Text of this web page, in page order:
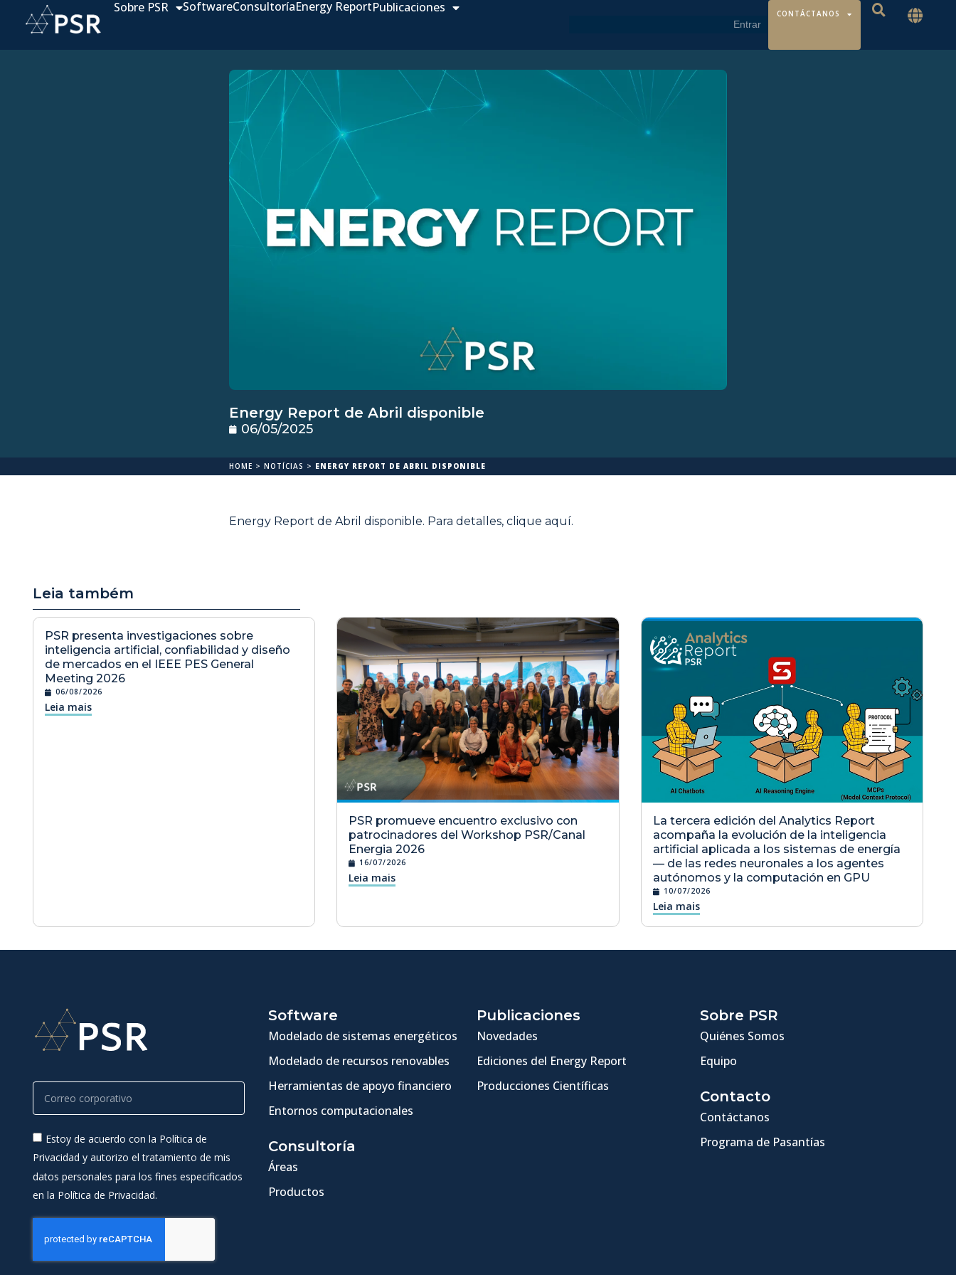
Sobre PSR SoftwareConsultoríaEnergy ReportPublicaciones CONTÁCTANOS
Energy Report de Abril disponible
06/05/2025
HOME > NOTÍCIAS > ENERGY REPORT DE ABRIL DISPONIBLE
Energy Report de Abril disponible. Para detalles, clique aquí.
Leia também
PSR presenta investigaciones sobre
inteligencia artificial, confiabilidad y diseño
de mercados en el IEEE PES General
Meeting 2026
06/08/2026
Leia mais
PSR promueve encuentro exclusivo con
patrocinadores del Workshop PSR/Canal
Energia 2026
16/07/2026
Leia mais
La tercera edición del Analytics Report
acompaña la evolución de la inteligencia
artificial aplicada a los sistemas de energía
— de las redes neuronales a los agentes
autónomos y la computación en GPU
10/07/2026
Leia mais
Estoy de acuerdo con la Política de
Privacidad y autorizo el tratamiento de mis
datos personales para los fines especificados
en la Política de Privacidad.
Software
Modelado de sistemas energéticos
Modelado de recursos renovables
Herramientas de apoyo financiero
Entornos computacionales
Consultoría
Áreas
Productos
Publicaciones
Novedades
Ediciones del Energy Report
Producciones Científicas
Sobre PSR
Quiénes Somos
Equipo
Contacto
Contáctanos
Programa de Pasantías